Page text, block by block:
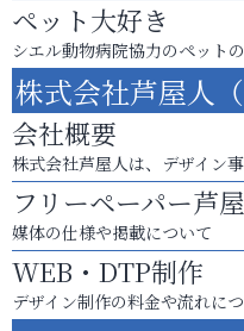
ペット大好き
シエル動物病院協力のペット
株式会社芦屋人（
会社概要
株式会社芦屋人は、デザイン
フリーペーパー芦
媒体の仕様や掲載について
WEB・DTP制作
デザイン制作の料金や流れに